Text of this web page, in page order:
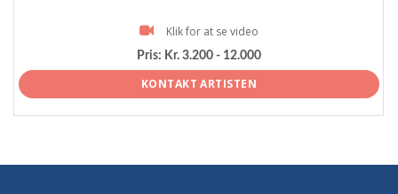
Klik for at se video
Pris: Kr. 3.200 - 12.000
KONTAKT ARTISTEN